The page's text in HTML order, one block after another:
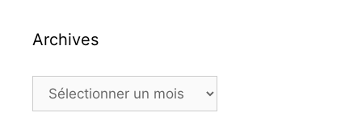
Archives
Archives